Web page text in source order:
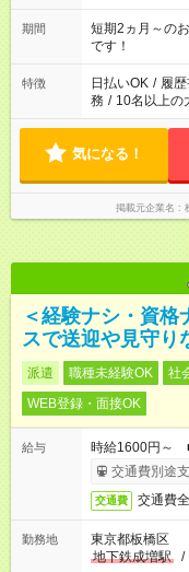
庭の都合でお休
週最低15時間以
期間
短期2ヵ月～の
です！
特徴 日払いOK / 履
務 / 10名以上の
気になる！
掲載元企業名
＜経験ナシ・資
スで送迎や見守り
派遣 職種未経験OK 社
WEB登録・面接OK
給与
時給1600円～ ■
交通費別途
交通費 交通費
勤務地
東京都板橋区
地下鉄成増駅
/